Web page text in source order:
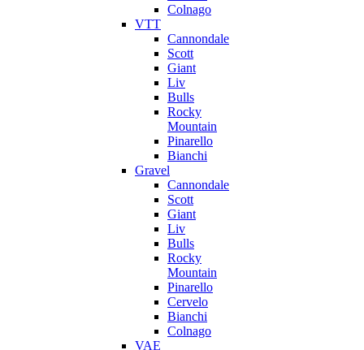
Colnago
VTT
Cannondale
Scott
Giant
Liv
Bulls
Rocky
Mountain
Pinarello
Bianchi
Gravel
Cannondale
Scott
Giant
Liv
Bulls
Rocky
Mountain
Pinarello
Cervelo
Bianchi
Colnago
VAE